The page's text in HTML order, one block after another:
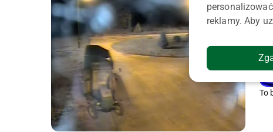
To
reklamy. Aby